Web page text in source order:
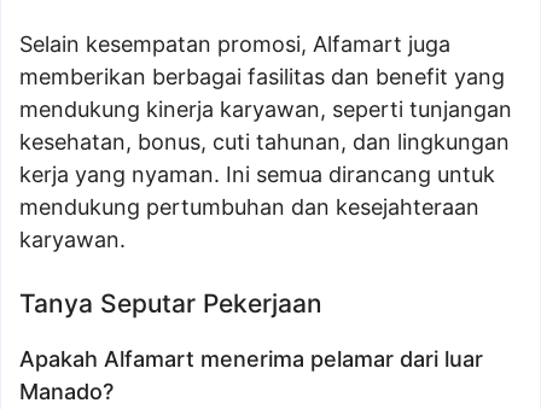
Selain kesempatan promosi, Alfamart juga
memberikan berbagai fasilitas dan benefit yang
mendukung kinerja karyawan, seperti tunjangan
kesehatan, bonus, cuti tahunan, dan lingkungan
kerja yang nyaman. Ini semua dirancang untuk
mendukung pertumbuhan dan kesejahteraan
karyawan.
Tanya Seputar Pekerjaan
Apakah Alfamart menerima pelamar dari luar
Manado?